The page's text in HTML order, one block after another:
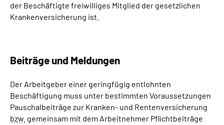
der Beschäftigte freiwilliges Mitglied der gesetzlichen
Krankenversicherung ist.
Beiträge und Meldungen
Der Arbeitgeber einer geringfügig entlohnten
Beschäftigung muss unter bestimmten Voraussetzungen
Pauschalbeiträge zur Kranken- und Rentenversicherung
bzw. gemeinsam mit dem Arbeitnehmer Pflichtbeiträge